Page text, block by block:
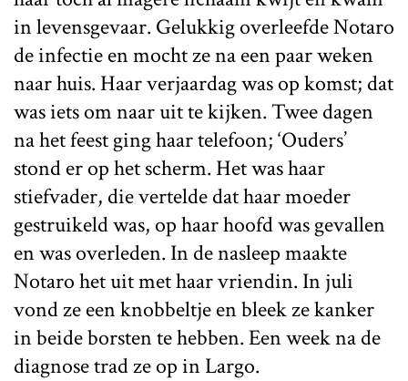
in levensgevaar. Gelukkig overleefde Notaro
de infectie en mocht ze na een paar weken
naar huis. Haar verjaardag was op komst; dat
was iets om naar uit te kijken. Twee dagen
na het feest ging haar telefoon; ‘Ouders’
stond er op het scherm. Het was haar
stiefvader, die vertelde dat haar moeder
gestruikeld was, op haar hoofd was gevallen
en was overleden. In de nasleep maakte
Notaro het uit met haar vriendin. In juli
vond ze een knobbeltje en bleek ze kanker
in beide borsten te hebben. Een week na de
diagnose trad ze op in Largo.